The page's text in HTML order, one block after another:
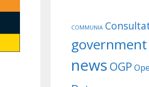
COMMUNIA
government
news OGP